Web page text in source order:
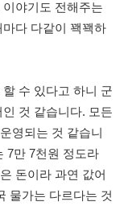
야기도 전해주는
다 다같이 꽥꽥하
수 있다고 하니 군
것 같습니다. 모든
영되는 것 같습니
7만 7천원 정도라
돈이라 과연 값어
물가는 다르다는 것